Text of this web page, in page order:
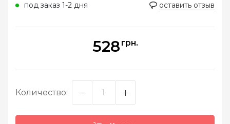
под заказ 1-2 дня
оставить отзыв
528 грн.
Количество: